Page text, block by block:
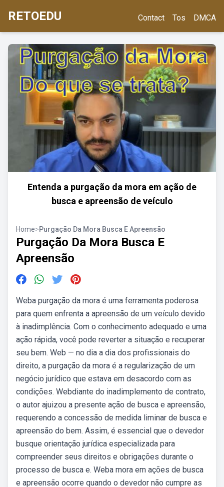
RETOEDU Contact Tos DMCA
Entenda a purgação da mora em ação de
busca e apreensão de veículo
Home>Purgação Da Mora Busca E Apreensão
Purgação Da Mora Busca E
Apreensão
Weba purgação da mora é uma ferramenta poderosa
para quem enfrenta a apreensão de um veículo devido
à inadimplência. Com o conhecimento adequado e uma
ação rápida, você pode reverter a situação e recuperar
seu bem. Web — no dia a dia dos profissionais do
direito, a purgação da mora é a regularização de um
negócio jurídico que estava em desacordo com as
condições. Webdiante do inadimplemento de contrato,
o autor ajuizou a presente ação de busca e apreensão,
requerendo a concessão de medida liminar de busca e
apreensão do bem. Assim, é essencial que o devedor
busque orientação jurídica especializada para
compreender seus direitos e obrigações durante o
processo de busca e. Weba mora em ações de busca
e apreensão ocorre quando o devedor não cumpre as